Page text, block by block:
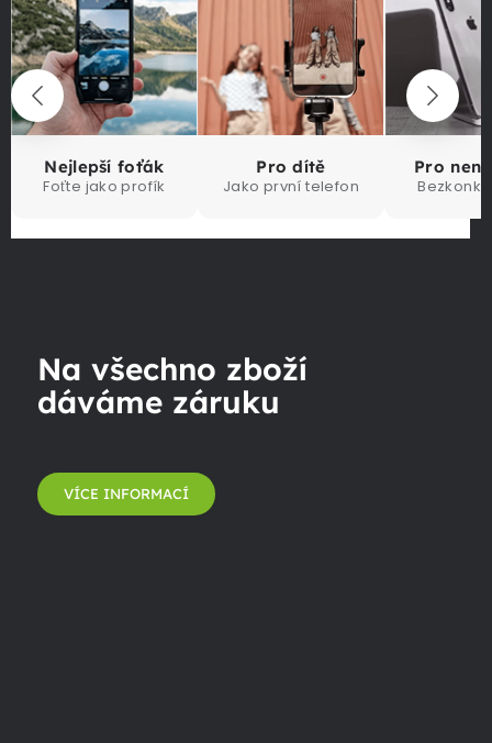
Nejlepší foťák
Foťte jako profík
Pro dítě
Jako první telefon
Pro
Na všechno zboží
dáváme záruku
VÍCE INFORMACÍ